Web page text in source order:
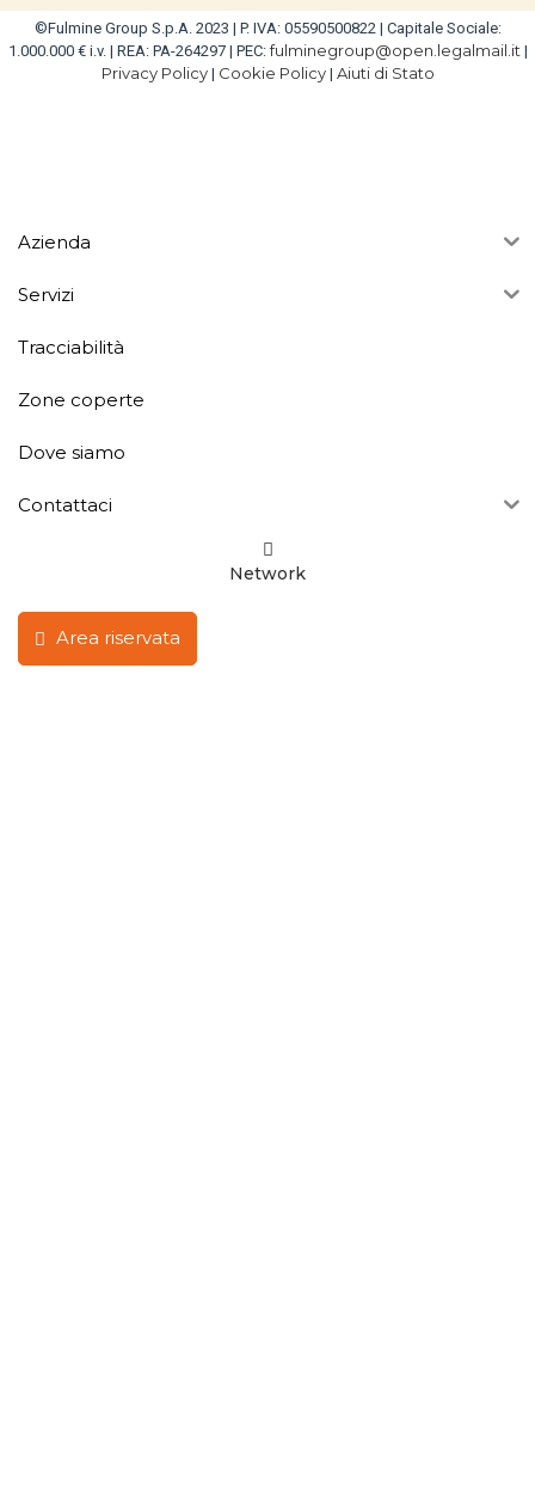
©Fulmine Group S.p.A. 2023 | P. IVA: 05590500822 | Capitale Sociale:
1.000.000 € i.v. | REA: PA-264297 | PEC:fulminegroup@open.legalmail.it|
Privacy Policy| Cookie Policy| Aiuti di Stato
Azienda
Servizi
Tracciabilità
Zone coperte
Dove siamo
Contattaci
Network
Area riservata